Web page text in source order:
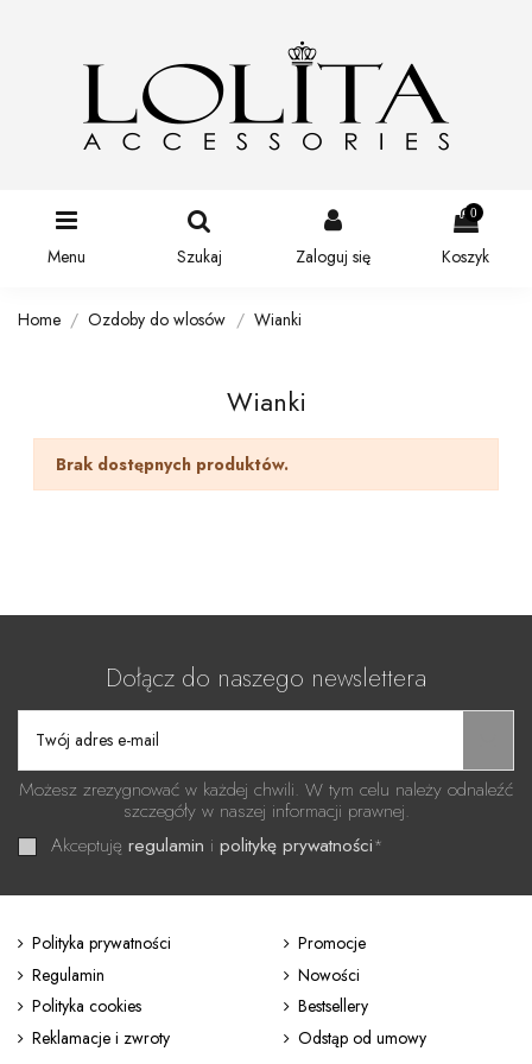
Menu Szukaj Zaloguj się
0
Koszyk
Home Ozdoby do wlosów Wianki
Wianki
Brak dostępnych produktów.
Dołącz do naszego newslettera
Możesz zrezygnować w każdej chwili. W tym celu należy odnaleźć
szczegóły w naszej informacji prawnej.
Akceptuję regulamin i politykę prywatności*
Polityka prywatności
Regulamin
Polityka cookies
Reklamacje i zwroty
Promocje
Nowości
Bestsellery
Odstąp od umowy